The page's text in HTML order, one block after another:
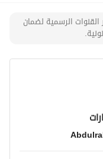
القنوات الرسمية لضمان